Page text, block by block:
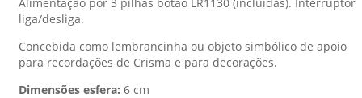
Alimentação por 3 pilhas botão LR1130 (incluídas). Interruptor
liga/desliga.
Concebida como lembrancinha ou objeto simbólico de apoio
para recordações de Crisma e para decorações.
Dimensões esfera: 6 cm